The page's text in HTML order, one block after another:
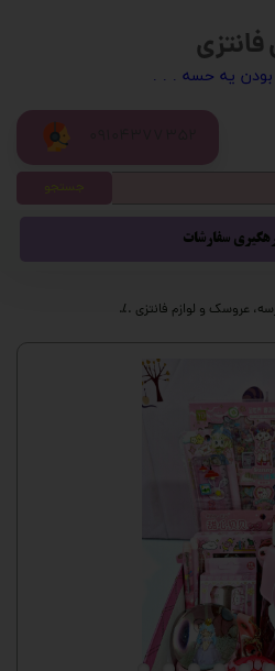
فانتزی
یه حسه . . .
سفارشات
جستجو
عروسک و لوازم فانتزی